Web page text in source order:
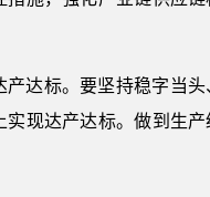
达标。要坚持稳字当
现达产达标。做到生